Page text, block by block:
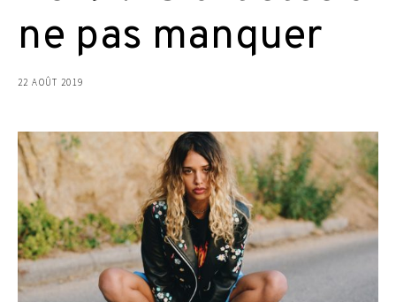
ne pas manquer
22 AOÛT 2019